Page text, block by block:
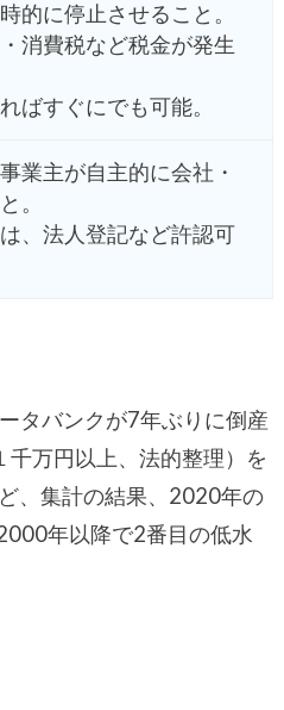
的に停止させること。
消費税など税金が発生
ばすぐにでも可能。
業主が自主的に会社・
。
、法人登記など許認可
タバンクが7年ぶりに倒産
万円以上、法的整理）を
、集計の結果、2020年の
年以降で2番目の低水